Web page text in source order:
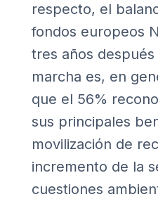
respecto, el
fondos europeos
tres años
marcha es, en
que el 56%
sus principales
movilización de
incremento de la
cuestiones